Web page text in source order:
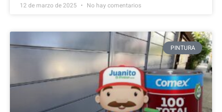
12 de marzo de 2025 No hay comentarios
PINTURA